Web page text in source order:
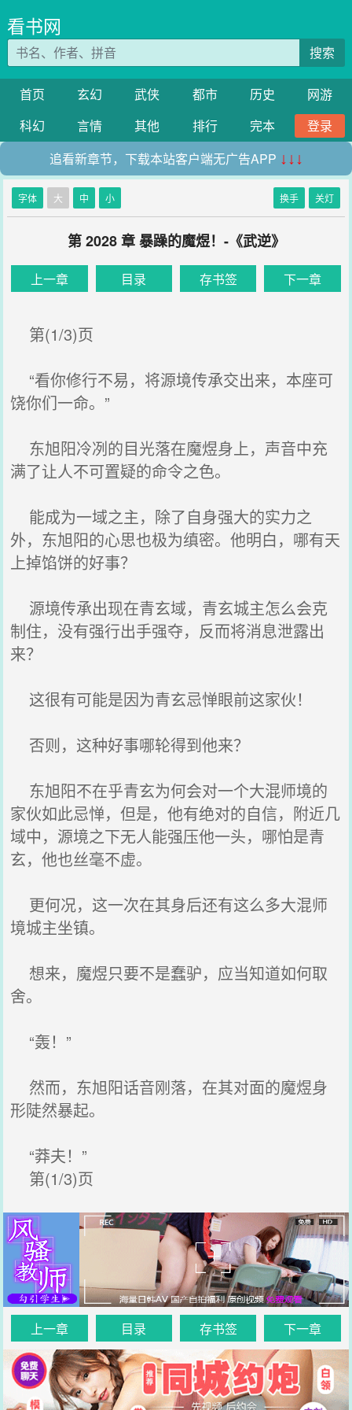
看书网
搜索
首页 玄幻 武侠 都市 历史
网游
科幻
言情 其他 排行 完本
登录
追看新章节，下载本站客户端无广告APP ↓↓↓
字体 大 中 小 换手 关灯
第 2028 章 暴躁的魔煜！-《武逆》
上一章 目录 存书签 下一章
第(1/3)页
“看你修行不易，将源境传承交出来，本座可
饶你们一命。”
东旭阳冷冽的目光落在魔煜身上，声音中充
满了让人不可置疑的命令之色。
能成为一域之主，除了自身强大的实力之
外，东旭阳的心思也极为缜密。他明白，哪有天
上掉馅饼的好事？
源境传承出现在青玄域，青玄城主怎么会克
制住，没有强行出手强夺，反而将消息泄露出
来？
这很有可能是因为青玄忌惮眼前这家伙！
否则，这种好事哪轮得到他来？
东旭阳不在乎青玄为何会对一个大混师境的
家伙如此忌惮，但是，他有绝对的自信，附近几
域中，源境之下无人能强压他一头，哪怕是青
玄，他也丝毫不虚。
更何况，这一次在其身后还有这么多大混师
境城主坐镇。
想来，魔煜只要不是蠢驴，应当知道如何取
舍。
“轰！”
然而，东旭阳话音刚落，在其对面的魔煜身
形陡然暴起。
“莽夫！”
第(1/3)页
上一章 目录 存书签 下一章